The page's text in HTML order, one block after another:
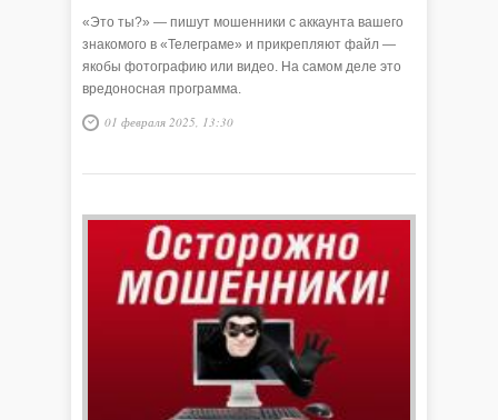
«Это ты?» — пишут мошенники с аккаунта вашего
знакомого в «Телеграме» и прикрепляют файл —
якобы фотографию или видео. На самом деле это
вредоносная программа.
01 февраля 2025, 13:30